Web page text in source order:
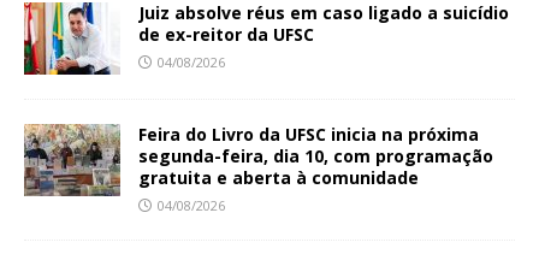
Juiz absolve réus em caso ligado a suicídio
de ex-reitor da UFSC
04/08/2026
Feira do Livro da UFSC inicia na próxima
segunda-feira, dia 10, com programação
gratuita e aberta à comunidade
04/08/2026